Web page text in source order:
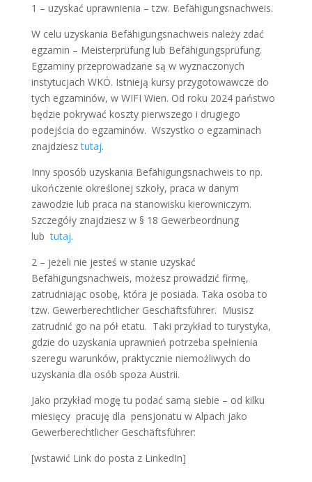
1 – uzyskać uprawnienia – tzw. Befähigungsnachweis.
W celu uzyskania Befähigungsnachweis należy zdać
egzamin – Meisterprüfung lub Befähigungsprüfung.
Egzaminy przeprowadzane są w wyznaczonych
instytucjach WKÖ. Istnieją kursy przygotowawcze do
tych egzaminów, w WIFI Wien. Od roku 2024 państwo
będzie pokrywać koszty pierwszego i drugiego
podejścia do egzaminów. Wszystko o egzaminach
znajdziesztutaj.
Inny sposób uzyskania Befähigungsnachweis to np.
ukończenie określonej szkoły, praca w danym
zawodzie lub praca na stanowisku kierowniczym.
Szczegóły znajdziesz w § 18 Gewerbeordnung
lubtutaj.
2 – jeżeli nie jesteś w stanie uzyskać
Befähigungsnachweis, możesz prowadzić firmę,
zatrudniając osobę, która je posiada. Taka osoba to
tzw. Gewerberechtlicher Geschäftsführer. Musisz
zatrudnić go na pół etatu. Taki przykład to turystyka,
gdzie do uzyskania uprawnień potrzeba spełnienia
szeregu warunków, praktycznie niemożliwych do
uzyskania dla osób spoza Austrii.
Jako przykład mogę tu podać samą siebie – od kilku
miesięcy pracuję dla pensjonatu w Alpach jako
Gewerberechtlicher Geschäftsführer:
[wstawić Link do posta z LinkedIn]